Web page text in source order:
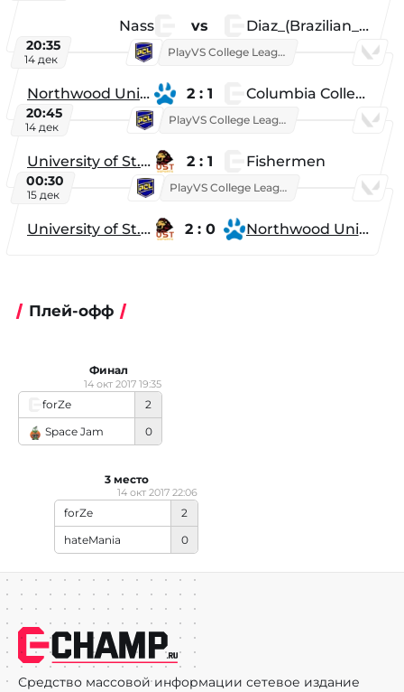
Nass vs Diaz_(Brazilian_Player)
20:35
14 дек
PlayVS College League 2025: Fall
Northwood University 2 : 1 Columbia College
20:45
14 дек
PlayVS College League 2025: Fall
University of St. Thomas 2 : 1 Fishermen
00:30
15 дек
PlayVS College League 2025: Fall
University of St. Thomas 2 : 0 Northwood University
Плей-офф
forZe
2
Space Jam
0
14 окт 2017 19:35
Финал
forZe
2
hateMania
0
14 окт 2017 22:06
3 место
Средство массовой информации сетевое издание